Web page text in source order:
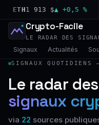
ETH1 913 $▲ +0,5 %
Crypto-Facile
LE RADAR DES
Signaux Actualités
SIGNAUX QUOTIDIENS
Le radar des
signaux
via 22 sources